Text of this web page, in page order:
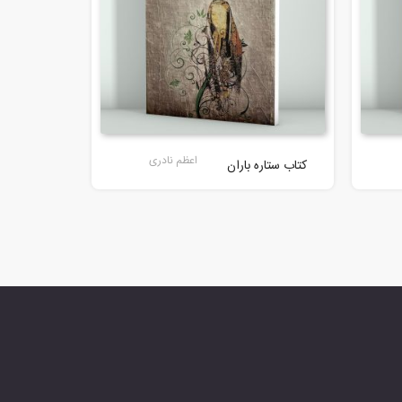
کتاب ستاره باران اعظم نادری